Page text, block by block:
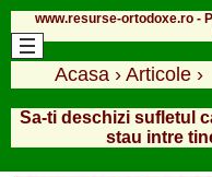
www.resurse-ortodoxe.ro -
Acasa › Articole ›
Sa-ti deschizi sufletul
stau intre